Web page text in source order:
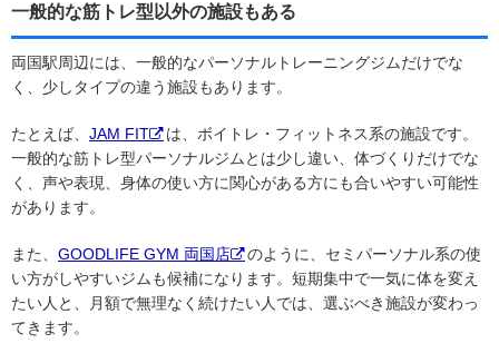
一般的な筋トレ型以外の施設もある
両国駅周辺には、一般的なパーソナルトレーニングジムだけでな
く、少しタイプの違う施設もあります。
たとえば、 JAM FIT
は、ボイトレ・フィットネス系の施設です。
一般的な筋トレ型パーソナルジムとは少し違い、体づくりだけでな
く、声や表現、身体の使い方に関心がある方にも合いやすい可能性
があります。
また、 GOODLIFE GYM 両国店
のように、セミパーソナル系の使
い方がしやすいジムも候補になります。短期集中で一気に体を変え
たい人と、月額で無理なく続けたい人では、選ぶべき施設が変わっ
てきます。